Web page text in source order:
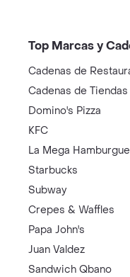
Top Marcas y
Cadenas de
Cadenas de Tiendas
Domino's Pizza
KFC
La Mega
Starbucks
Subway
Crepes & Waffles
Papa John's
Juan Valdez
Sandwich Qbano